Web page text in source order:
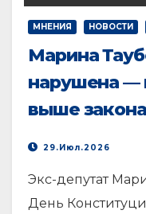
МНЕНИЯ НОВОСТИ
Марина
нарушена —
выше
29.Июл.2026
Экс-депутат
День